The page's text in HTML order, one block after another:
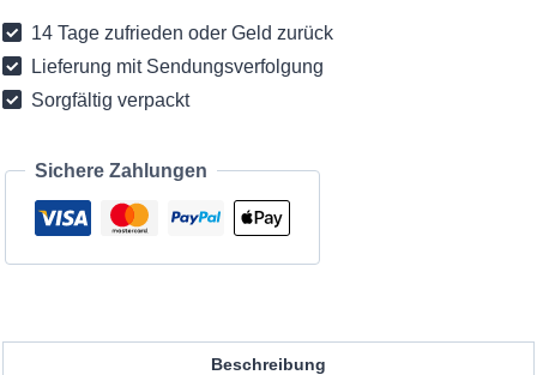
14 Tage zufrieden oder Geld zurück
Lieferung mit Sendungsverfolgung
Sorgfältig verpackt
Sichere Zahlungen
Beschreibung